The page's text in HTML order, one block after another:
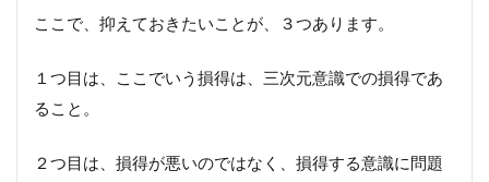
ここで、抑えておきたいことが、３つあります。
１つ目は、ここでいう損得は、三次元意識での損得であ
ること。
２つ目は、損得が悪いのではなく、損得する意識に問題